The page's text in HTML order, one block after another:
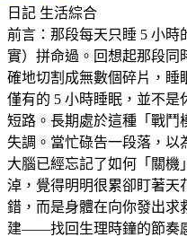
日記 生活綜合
前言：那段每天只睡 5 小時
實）拼命過。回想起那段同
確地切割成無數個碎片，睡
僅有的 5 小時睡眠，並不是
短路。長期處於這種「戰鬥
失調。當忙碌告一段落，以
大腦已經忘記了如何「關機
淖，覺得明明很累卻盯著天
錯，而是身體在向你發出求
建——找回生理時鐘的節奏